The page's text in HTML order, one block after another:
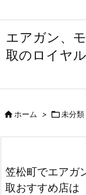
エアガン、
取のロイヤ
ホーム > 未分類
笠松町でエアガ
取おすすめ店は